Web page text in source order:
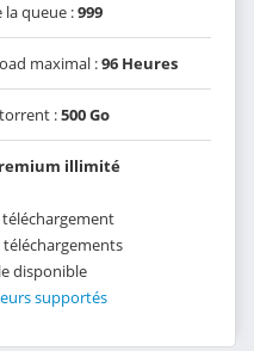
la queue :999
maximal :96 Heures
:500 Go
illimité
disponible
supportés